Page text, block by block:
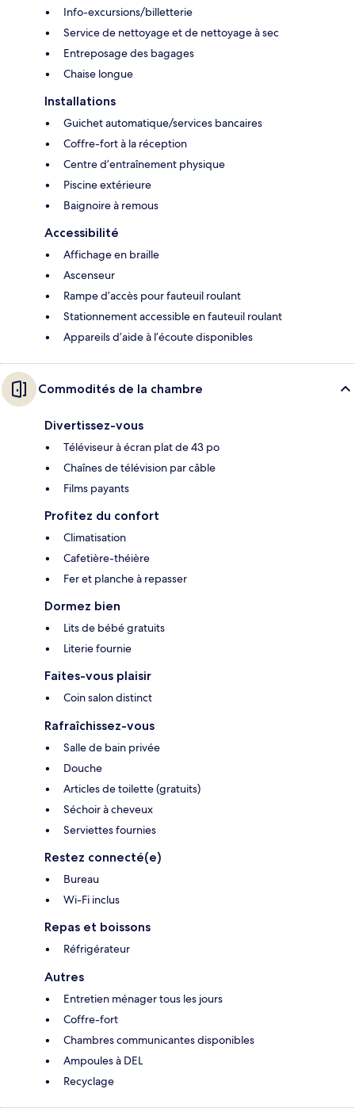
Info-excursions/billetterie
Service de nettoyage et de nettoyage à sec
Entreposage des bagages
Chaise longue
Installations
Guichet automatique/services bancaires
Coffre-fort à la réception
Centre d’entraînement physique
Piscine extérieure
Baignoire à remous
Accessibilité
Affichage en braille
Ascenseur
Rampe d’accès pour fauteuil roulant
Stationnement accessible en fauteuil roulant
Appareils d’aide à l’écoute disponibles
Commodités de la chambre
Divertissez-vous
Téléviseur à écran plat de 43 po
Chaînes de télévision par câble
Films payants
Profitez du confort
Climatisation
Cafetière-théière
Fer et planche à repasser
Dormez bien
Lits de bébé gratuits
Literie fournie
Faites-vous plaisir
Coin salon distinct
Rafraîchissez-vous
Salle de bain privée
Douche
Articles de toilette (gratuits)
Séchoir à cheveux
Serviettes fournies
Restez connecté(e)
Bureau
Wi-Fi inclus
Repas et boissons
Réfrigérateur
Autres
Entretien ménager tous les jours
Coffre-fort
Chambres communicantes disponibles
Ampoules à DEL
Recyclage